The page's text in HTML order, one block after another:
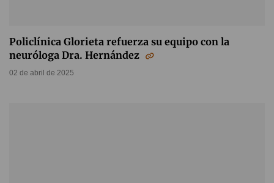
Policlínica Glorieta refuerza su equipo con la
neuróloga Dra. Hernández
02 de abril de 2025